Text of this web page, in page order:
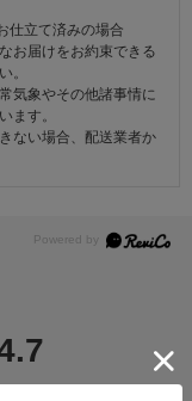
仕立て済みの場合
お届けをお約束できる
。
気象やその他諸事情に
ます。
ない場合、配送業者か